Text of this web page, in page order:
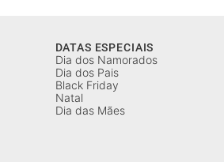
DATAS ESPECIAIS
Dia dos Namorados
Dia dos Pais
Black Friday
Natal
Dia das Mães